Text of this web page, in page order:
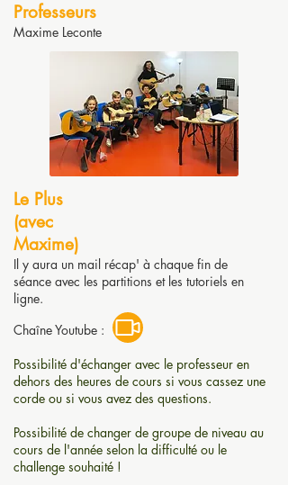
Professeurs
Maxime Leconte
Le Plus
(avec
Maxime)
Il y aura un mail récap' à chaque fin de
séance avec les partitions et les tutoriels en
ligne.
Chaîne Youtube :
Possibilité d'échanger avec le professeur en
dehors des heures de cours si vous cassez une
corde ou si vous avez des questions.
Possibilité de changer de groupe de niveau au
cours de l'année selon la difficulté ou le
challenge souhaité !